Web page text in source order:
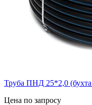
Труба ПНД 25*2,0
Цена по запросу